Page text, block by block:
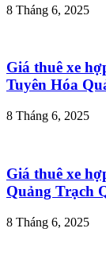
8 Tháng 6, 2025
Giá thuê xe
Tuyên Hóa
8 Tháng 6, 2025
Giá thuê xe
Quảng Trạch
8 Tháng 6, 2025